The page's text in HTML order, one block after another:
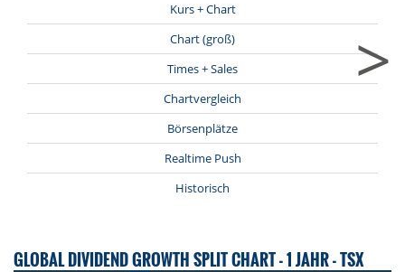
Kurs + Chart
Chart (groß)
Times + Sales
Chartvergleich
Börsenplätze
Realtime Push
Historisch
>
GLOBAL DIVIDEND GROWTH SPLIT CHART - 1 JAHR - TSX